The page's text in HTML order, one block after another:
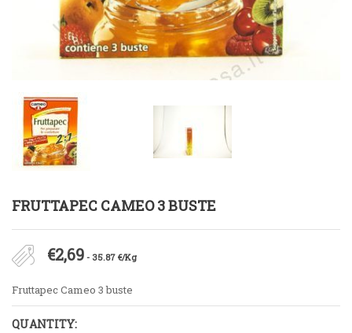
FRUTTAPEC CAMEO 3 BUSTE
€2,69 - 35.87 €/Kg
Fruttapec Cameo 3 buste
QUANTITY: